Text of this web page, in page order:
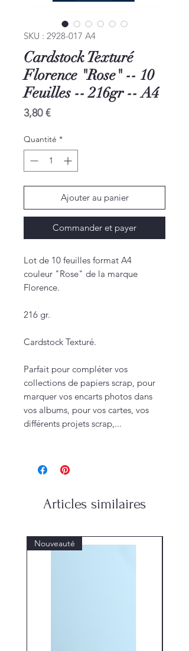
SKU : 2928-017 A4
Cardstock Texturé
Florence "Rose" -- 10
Feuilles -- 216gr -- A4
3,80 €Prix
Quantité *
Ajouter au panier
Commander et payer
Lot de 10 feuilles format A4
couleur "Rose" de la marque
Florence.
216 gr.
Cardstock Texturé.
Parfait pour compléter vos
collections de papiers scrap, pour
marquer vos encarts photos dans
vos albums, pour vos cartes, vos
différents projets scrap,...
Articles similaires
Nouveauté